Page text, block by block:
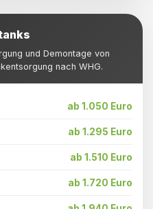
und Demontage von
nach WHG.
ab 1.050 Euro
ab 1.295 Euro
ab 1.510 Euro
ab 1.720 Euro